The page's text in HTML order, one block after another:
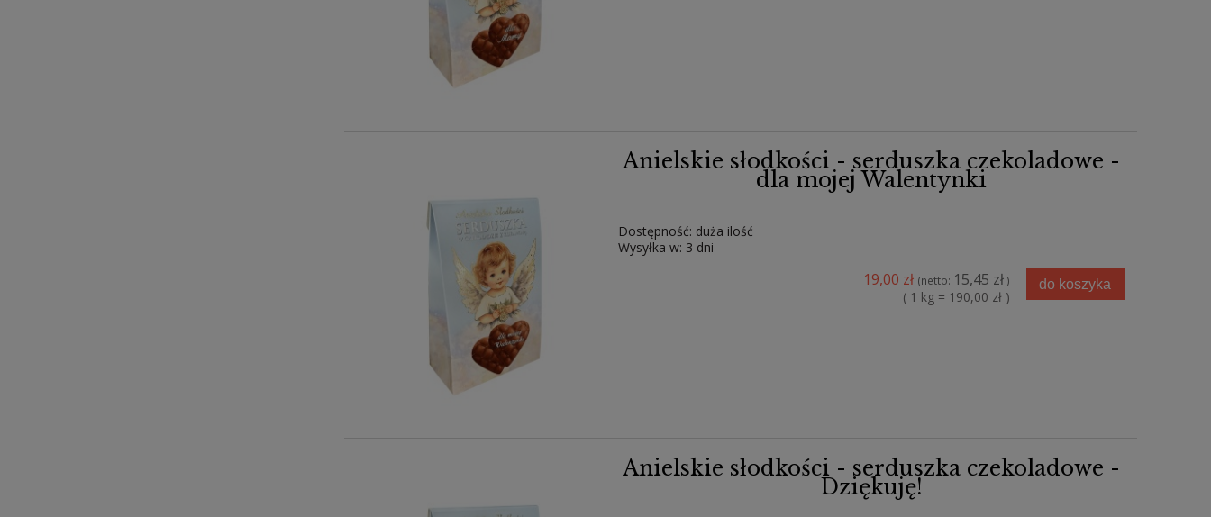
Anielskie słodkości - serduszka czekoladowe -
dla mojej Walentynki
Dostępność: duża ilość
Wysyłka w: 3 dni
19,00 zł (netto: 15,45 zł)
( 1 kg = 190,00 zł )
do koszyka
Anielskie słodkości - serduszka czekoladowe -
Dziękuję!